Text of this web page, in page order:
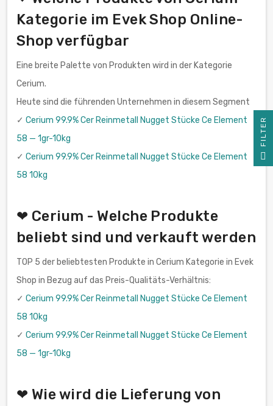
Kategorie im Evek Shop Online-
Shop verfügbar
Eine breite Palette von Produkten wird in der Kategorie
Cerium.
Heute sind die führenden Unternehmen in diesem Segment
✓ Cerium 99.9% Cer Reinmetall Nugget Stücke Ce Element
58 — 1gr-10kg
✓ Cerium 99.9% Cer Reinmetall Nugget Stücke Ce Element
58 10kg
❤ Cerium - Welche Produkte
beliebt sind und verkauft werden
TOP 5 der beliebtesten Produkte in Cerium Kategorie in Evek
Shop in Bezug auf das Preis-Qualitäts-Verhältnis:
✓ Cerium 99.9% Cer Reinmetall Nugget Stücke Ce Element
58 10kg
✓ Cerium 99.9% Cer Reinmetall Nugget Stücke Ce Element
58 — 1gr-10kg
❤ Wie wird die Lieferung von
R